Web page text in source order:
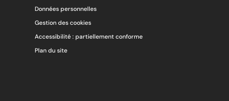
Données personnelles
Gestion des cookies
Accessibilité : partiellement conforme
Plan du site